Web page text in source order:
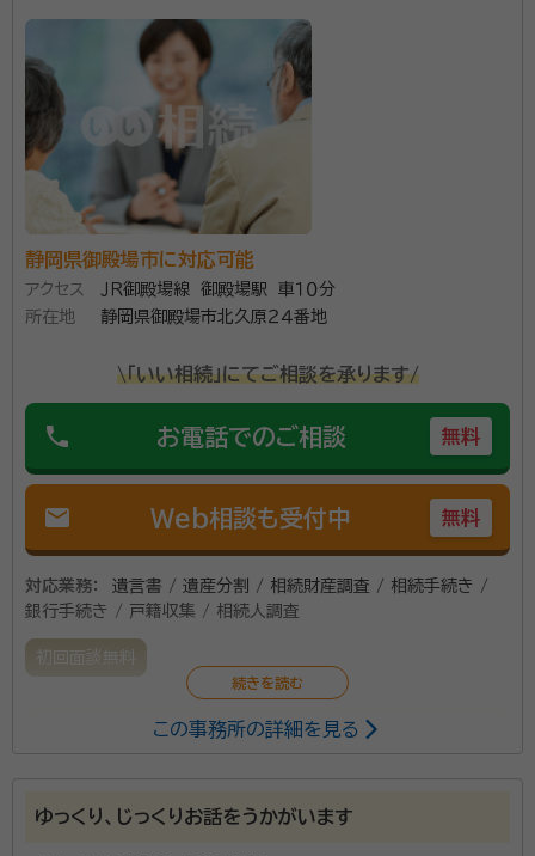
静岡県御殿場市に対応可能
アクセス
ＪＲ御殿場線 御殿場駅 車１０分
所在地
静岡県御殿場市北久原２４番地
\「いい相続」にてご相談を承ります/
phone お電話でのご相談 無料
mail Web相談も受付中 無料
対応業務：
遺言書 / 遺産分割 / 相続財産調査 / 相続手続き /
銀行手続き / 戸籍収集 / 相続人調査
初回面談無料
会計事務所、不動産会社での勤務経験があり、相続に関
この事務所の詳細を見る
ゆっくり、じっくりお話をうかがいます